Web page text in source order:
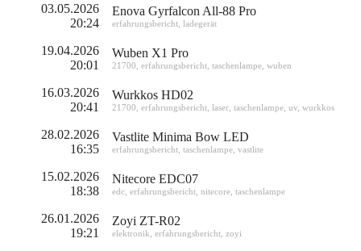
03.05.2026
20:24
Enova Gyrfalcon All-88 Pro
erfahrungsbericht, ladegerät
19.04.2026
20:01
Wuben X1 Pro
21700 erfahrungsbericht, taschenlampe, wuben
16.03.2026
20:41
Wurkkos HD02
21700 erfahrungsbericht, laser, taschenlampe, uv, wurkkos
28.02.2026
16:35
Vastlite Minima Bow LED
erfahrungsbericht, taschenlampe, vastlite
15.02.2026
18:38
Nitecore EDC07
edc, erfahrungsbericht, nitecore, taschenlampe
26.01.2026
19:21
Zoyi ZT-R02
elektronik erfahrungsbericht, zoyi